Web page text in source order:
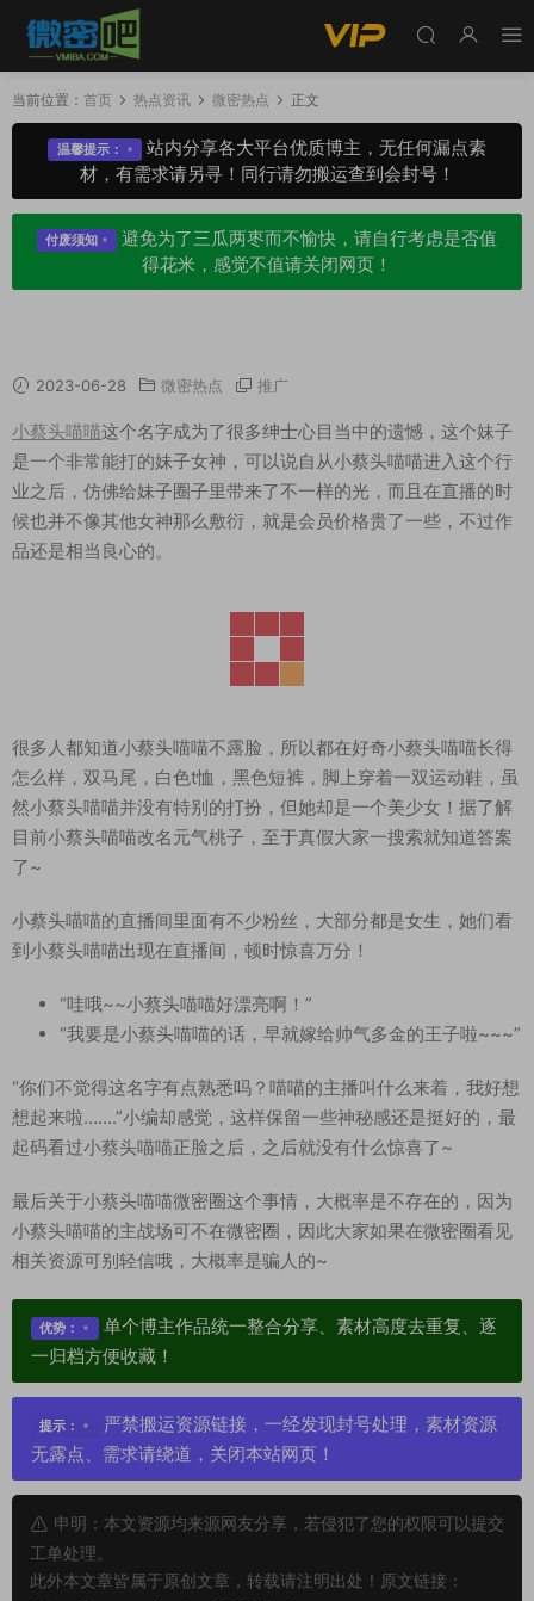
当前位置： 首页 热点资讯 微密热点 正文
温馨提示：
站内分享各大平台优质博主，无任何漏点素
材，有需求请另寻！同行请勿搬运查到会封号！
付废须知
避免为了三瓜两枣而不愉快，请自行考虑是否值
得花米，感觉不值请关闭网页！
2023-06-28 微密热点 推广
小蔡头喵喵这个名字成为了很多绅士心目当中的遗憾，这个妹子
是一个非常能打的妹子女神，可以说自从小蔡头喵喵进入这个行
业之后，仿佛给妹子圈子里带来了不一样的光，而且在直播的时
候也并不像其他女神那么敷衍，就是会员价格贵了一些，不过作
品还是相当良心的。
很多人都知道小蔡头喵喵不露脸，所以都在好奇小蔡头喵喵长得
怎么样，双马尾，白色t恤，黑色短裤，脚上穿着一双运动鞋，虽
然小蔡头喵喵并没有特别的打扮，但她却是一个美少女！据了解
目前小蔡头喵喵改名元气桃子，至于真假大家一搜索就知道答案
了~
小蔡头喵喵的直播间里面有不少粉丝，大部分都是女生，她们看
到小蔡头喵喵出现在直播间，顿时惊喜万分！
“哇哦~~小蔡头喵喵好漂亮啊！”
“我要是小蔡头喵喵的话，早就嫁给帅气多金的王子啦~~~”
“你们不觉得这名字有点熟悉吗？喵喵的主播叫什么来着，我好想
想起来啦…….”小编却感觉，这样保留一些神秘感还是挺好的，最
起码看过小蔡头喵喵正脸之后，之后就没有什么惊喜了~
最后关于小蔡头喵喵微密圈这个事情，大概率是不存在的，因为
小蔡头喵喵的主战场可不在微密圈，因此大家如果在微密圈看见
相关资源可别轻信哦，大概率是骗人的~
优势：
单个博主作品统一整合分享、素材高度去重复、逐
一归档方便收藏！
提示：
严禁搬运资源链接，一经发现封号处理，素材资源
无露点、需求请绕道，关闭本站网页！
申明：本文资源均来源网友分享，若侵犯了您的权限可以提交
工单处理。
此外本文章皆属于原创文章，转载请注明出处！原文链接：